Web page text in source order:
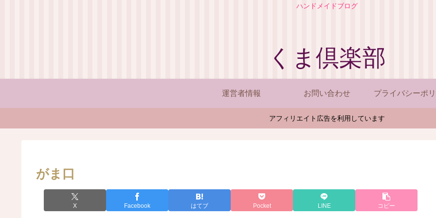
ハンドメイドブログ
くま倶楽部
運営者情報 お問い合わせ プライバシーポ
アフィリエイト広告を利用しています
がま口
X Facebook はてブ Pocket LINE コピー